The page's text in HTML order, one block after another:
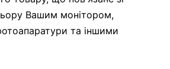
Вашим монітором,
та іншими